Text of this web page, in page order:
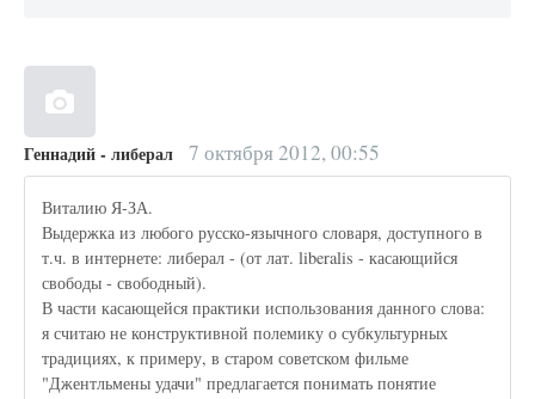
Геннадий - либерал 7 октября 2012, 00:55
Виталию Я-ЗА.
Выдержка из любого русско-язычного словаря, доступного в
т.ч. в интернете: либерал - (от лат. liberalis - касающийся
свободы - свободный).
В части касающейся практики использования данного слова:
я считаю не конструктивной полемику о субкультурных
традициях, к примеру, в старом советском фильме
"Джентльмены удачи" предлагается понимать понятие